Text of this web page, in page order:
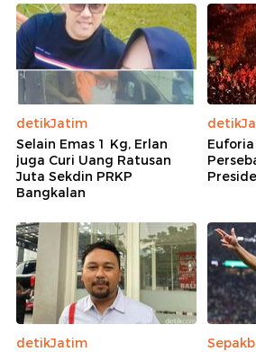
detikJatim
Selain Emas 1 Kg, Erlan
juga Curi Uang Ratusan
Juta Sekdin PRKP
Bangkalan
detikJatim